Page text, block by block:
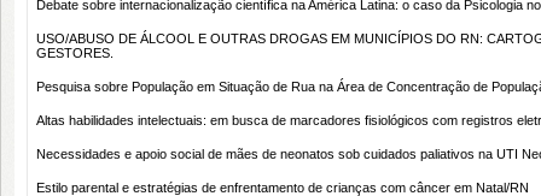
Debate sobre internacionalização científica na América Latina: o caso da Psicologia
USO/ABUSO DE ÁLCOOL E OUTRAS DROGAS EM MUNICÍPIOS DO RN:
GESTORES.
Pesquisa sobre População em Situação de Rua na Área de Concentração de
Altas habilidades intelectuais: em busca de marcadores fisiológicos com registros
Necessidades e apoio social de mães de neonatos sob cuidados paliativos na UTI
Estilo parental e estratégias de enfrentamento de crianças com câncer em Natal/RN